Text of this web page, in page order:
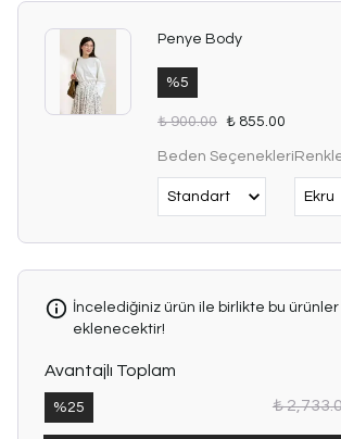
Penye Body
%5
₺ 900.00 ₺ 855.00
Beden Seçenekleri
İncelediğiniz ürün ile birlikte bu
eklenecektir!
Avantajlı Toplam
%25 ₺